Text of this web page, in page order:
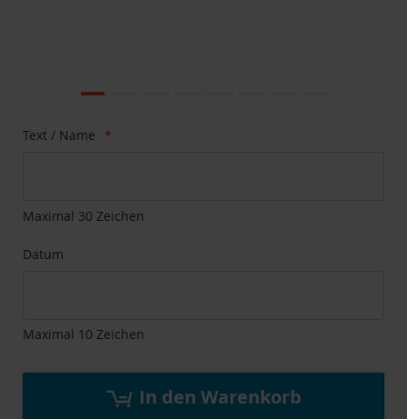
Bildgalerie
Zum
springen
Text / Name
Maximal 30 Zeichen
Datum
Maximal 10 Zeichen
In den Warenkorb